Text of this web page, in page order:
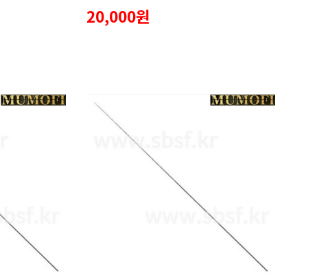
20,000원